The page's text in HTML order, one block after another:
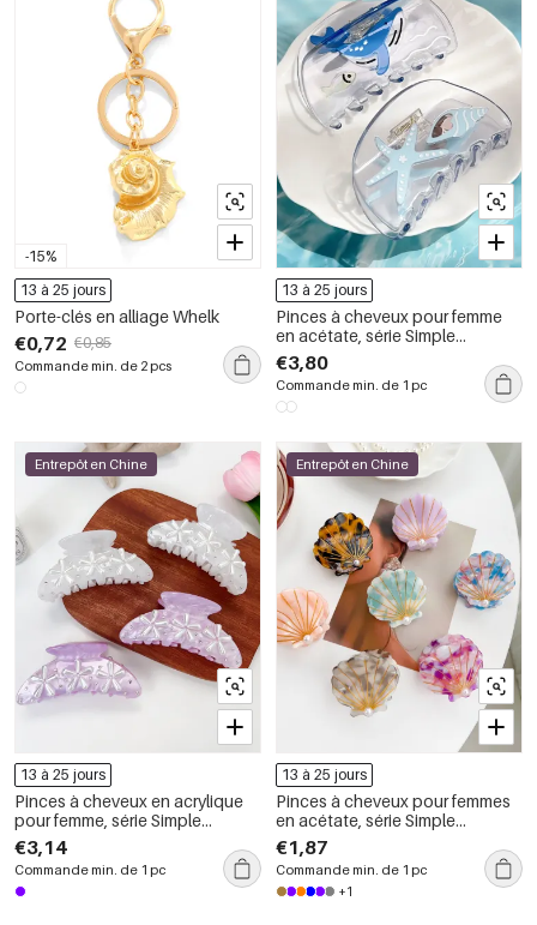
-15%
13 à 25 jours
Porte-clés en alliage Whelk
€0,72 €0,85
Commande min. de 2 pcs
13 à 25 jours
Pinces à cheveux pour femme
en acétate, série Simple
Vacation Turtle
€3,80
Commande min. de 1 pc
Entrepôt en Chine
13 à 25 jours
Pinces à cheveux en acrylique
pour femme, série Simple
Vacation Turtle
€3,14
Commande min. de 1 pc
Entrepôt en Chine
13 à 25 jours
Pinces à cheveux pour femmes
en acétate, série Simple
Vacation Turtle
€1,87
Commande min. de 1 pc
+1